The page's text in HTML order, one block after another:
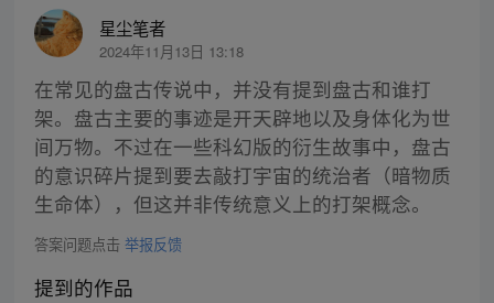
星尘笔者
2024年11月13日 13:18
在常见的盘古传说中，并没有提到盘古和谁打
架。盘古主要的事迹是开天辟地以及身体化为世
间万物。不过在一些科幻版的衍生故事中，盘古
的意识碎片提到要去敲打宇宙的统治者（暗物质
生命体），但这并非传统意义上的打架概念。
答案问题点击 举报反馈
提到的作品